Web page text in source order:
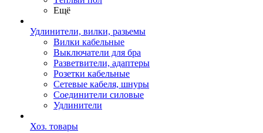
Ещё
Удлинители, вилки, разьемы
Вилки кабельные
Выключатели для бра
Разветвители, адаптеры
Розетки кабельные
Сетевые кабеля, шнуры
Соединители силовые
Удлинители
Хоз. товары